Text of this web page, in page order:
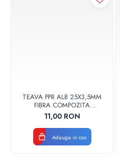
TEAVA PPR ALB 25X3,5MM
FIBRA COMPOZITA
10033025004
VALDUOTHERM VALROM
11,00 RON
Adauga in cos